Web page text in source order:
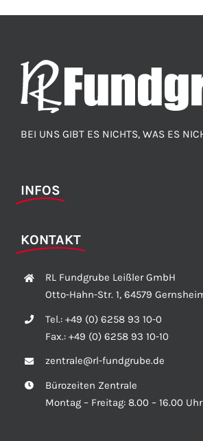
BEI UNS GIBT ES NICHTS, WAS ES
INFOS
KONTAKT
RL Fundgrube Leißler GmbH
Otto-Hahn-Str. 1, 64579
Tel.: +49 (0) 6258 93 10-0
Fax.: +49 (0) 6258 93 10-10
zentrale@rl-fundgrube.de
Bürozeiten Zentrale
Montag – Freitag: 8.00 – 16.00 Uhr